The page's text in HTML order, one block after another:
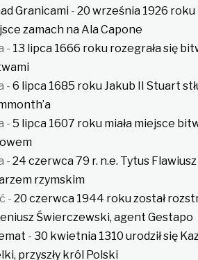
Granicami -20 września 1926 roku
zamach na Ala Capone
- 13 lipca 1666 roku rozegrała się
-6 lipca 1685 roku Jakub II Stuart
-5 lipca 1607 roku miała miejsce
-24 czerwca 79 r. n.e. Tytus Flawiusz
rzymskim
-20 czerwca 1944 roku został
Świerczewski, agent Gestapo
-30 kwietnia 1310 urodził się
przyszły król Polski